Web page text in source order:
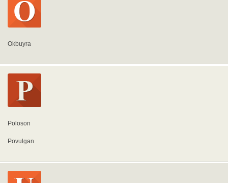
Okbuyra
Poloson
Povulgan